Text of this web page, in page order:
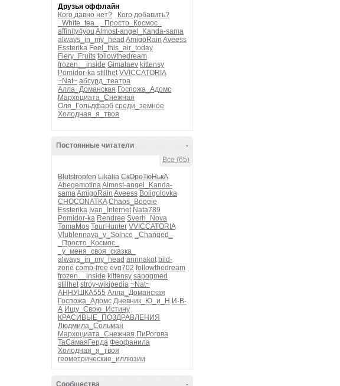
Друзья оффлайн
Кого давно нет?
Кого добавить?
_White_tea_
_Просто_Космос_
affinity4you Almost-angel_Kanda-sama
always_in_my_head AmigoRain Aveess
Essterika Feel_this_air_today
Fiery_Fruits followthedream
frozen__inside Gimalaev kittensy
Pomidor-ka stillhet VVICCATORIA
~Nat~ абсурд_театра
Алла_Доманская Госпожа_Адомс
Мархоциата_Снежная
Оля_Гольдфарб среди_земное
Холодная_я_твоя
-
Постоянные читатели
Все (65)
Blutstropfen Likalia СкОроТюНькА
AbegemotinaAlmost-angel_Kanda-
samaAmigoRain Aveess Boligolovka
CHOCONATKA Chaos_Boogie
Essterika Ivan_Internet Nata789
Pomidor-ka Rendree Sverh_Nova
TomaMos TourHunter VVICCATORIA
Vlublennaya_v_Solnce
_Changed_
_Просто_Космос_
_у_меня_своя_сказка_
always_in_my_head annnakot bild-
zone comp-free evg702 followthedream
frozen__inside kittensy sapogmed
stillhet stroy-wikipedia ~Nat~
АННУШКА555 Алла_Доманская
Госпожа_Адомс Дневник_Ю_и_Н И-В-
А Ищу_Свою_Истину
КРАСИВЫЕ_ПОЗДРАВЛЕНИЯ
Людмила_Сольман
Мархоциата_Снежная ПиРогова
ТаСамаяГерда Феофанила
Холодная_я_твоя
геометрические_иллюзии
-
Сообщества